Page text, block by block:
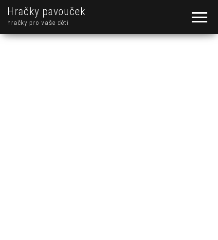
Hračky pavouček
hračky pro vaše děti